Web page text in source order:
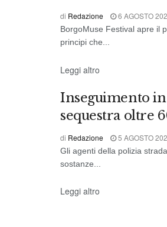
di Redazione 6 AGOSTO
BorgoMuse Festival apre il
principi che...
Leggi altro
CRONACA
Inseguimento
sequestra oltre
di Redazione 5 AGOSTO
Gli agenti della polizia
sostanze...
Leggi altro